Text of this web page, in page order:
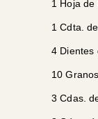
1 Hoja de
1 Cdta.
4 Dientes
10
3 Cdas.